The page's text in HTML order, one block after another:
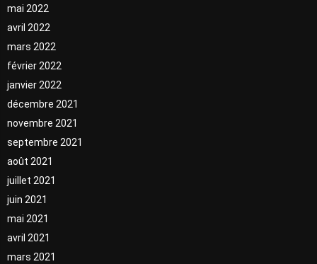
mai 2022
avril 2022
mars 2022
février 2022
janvier 2022
décembre 2021
novembre 2021
septembre 2021
août 2021
juillet 2021
juin 2021
mai 2021
avril 2021
mars 2021